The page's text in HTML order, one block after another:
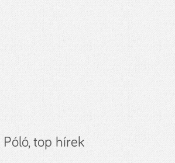
Póló, top hírek